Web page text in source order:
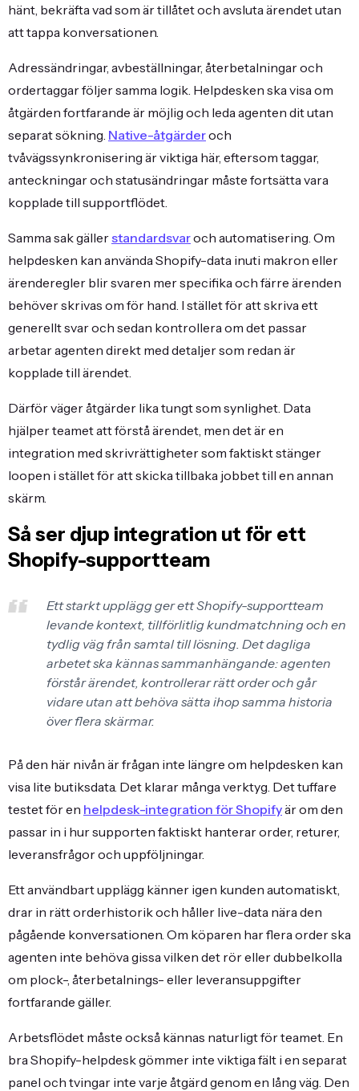
hänt, bekräfta vad som är tillåtet och avsluta ärendet utan
att tappa konversationen.
Adressändringar, avbeställningar, återbetalningar och
ordertaggar följer samma logik. Helpdesken ska visa om
åtgärden fortfarande är möjlig och leda agenten dit utan
separat sökning. Native-åtgärderoch
tvåvägssynkronisering är viktiga här, eftersom taggar,
anteckningar och statusändringar måste fortsätta vara
kopplade till supportflödet.
Samma sak gällerstandardsvaroch automatisering. Om
helpdesken kan använda Shopify-data inuti makron eller
ärenderegler blir svaren mer specifika och färre ärenden
behöver skrivas om för hand. I stället för att skriva ett
generellt svar och sedan kontrollera om det passar
arbetar agenten direkt med detaljer som redan är
kopplade till ärendet.
Därför väger åtgärder lika tungt som synlighet. Data
hjälper teamet att förstå ärendet, men det är en
integration med skrivrättigheter som faktiskt stänger
loopen i stället för att skicka tillbaka jobbet till en annan
skärm.
Så ser djup integration ut för ett
Shopify-supportteam
Ett starkt upplägg ger ett Shopify-supportteam
levande kontext, tillförlitlig kundmatchning och en
tydlig väg från samtal till lösning. Det dagliga
arbetet ska kännas sammanhängande: agenten
förstår ärendet, kontrollerar rätt order och går
vidare utan att behöva sätta ihop samma historia
över flera skärmar.
På den här nivån är frågan inte längre om helpdesken kan
visa lite butiksdata. Det klarar många verktyg. Det tuffare
testet för en helpdesk-integration för Shopifyär om den
passar in i hur supporten faktiskt hanterar order, returer,
leveransfrågor och uppföljningar.
Ett användbart upplägg känner igen kunden automatiskt,
drar in rätt orderhistorik och håller live-data nära den
pågående konversationen. Om köparen har flera order ska
agenten inte behöva gissa vilken det rör eller dubbelkolla
om plock-, återbetalnings- eller leveransuppgifter
fortfarande gäller.
Arbetsflödet måste också kännas naturligt för teamet. En
bra Shopify-helpdesk gömmer inte viktiga fält i en separat
panel och tvingar inte varje åtgärd genom en lång väg. Den